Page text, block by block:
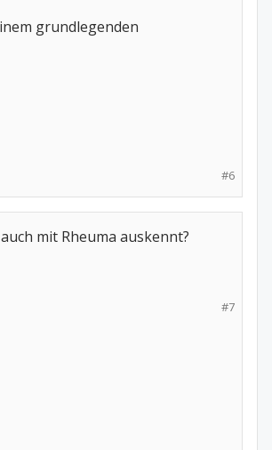
grundlegenden
#6
mit Rheuma auskennt?
#7